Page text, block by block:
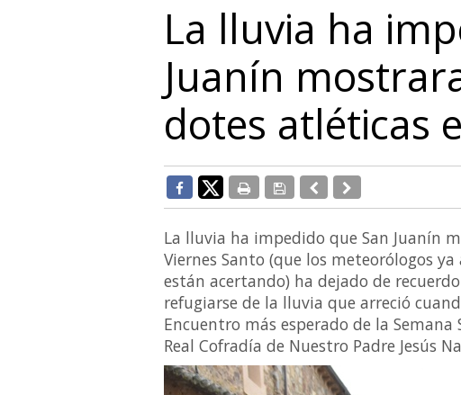
La lluvia ha
Juanín
dotes atléticas
La lluvia ha impedido que San Juanín
Viernes Santo (que los meteorólogos
están acertando) ha dejado de
refugiarse de la lluvia que arreció
Encuentro más esperado de la
Real Cofradía de Nuestro Padre Jesús